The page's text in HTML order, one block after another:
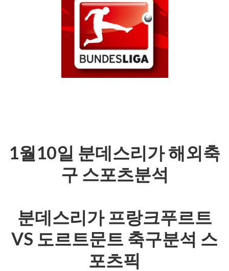
1월10일 분데스리가 해외축
구 스포츠분석
분데스리가 프랑크푸르트
VS 도르트문트 축구분석 스
포츠픽